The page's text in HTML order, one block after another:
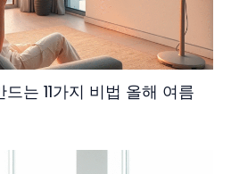
는 11가지 비법 올해 여름